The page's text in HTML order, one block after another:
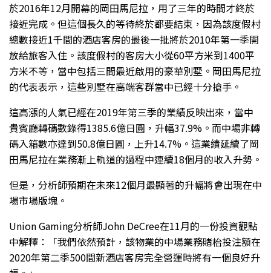
於2016年12月開幕的岡田馬尼拉，用了三年的時間才終於
接近完成。但這個長久的等待終於都要結束，因為該度假村
總數接近1千間的酒店客房的最後一批將於2010年第一季開
放給旅客入住。該度假村的客房大小從60平方米到1400平
方米不等，當中包括三間最近啟用的豪華別墅。岡田馬尼拉
的代表表示，這些別墅在高端客群當中已經十分搶手。
這高漲的人氣已經在2019年第三季的業績反映出來，當中
貴賓廳轉碼數錄得1385.6億日圓，升幅37.9%。而中場非轉
碼入箱數亦達到50.8億日圓，上升14.7%。這業績延續了岡
田馬尼拉在業務漸上軌道的過程中連續18個月的收入升勢。
但是，分析師預期在未來12個月最顯著的升幅將會出現在中
場市場版塊。
Union Gaming分析師John DeCree在11月的一份投資觀點
中解釋：「我們依然預計，該物業的中場業務賭枱投注額在
2020年第二季500間新酒店客房完全營運時將有一個良好升